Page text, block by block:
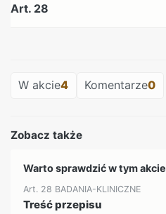
Art. 28
W akcie4 Komentarze0
Zobacz także
Warto sprawdzić w tym akcie
Art. 28 BADANIA-KLINICZNE
Treść przepisu